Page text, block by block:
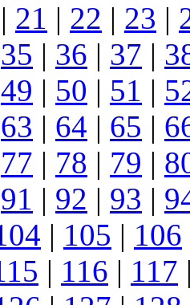
| 21 | 22 | 23 |
35 | 36 | 37 |
49 | 50 | 51 |
63 | 64 | 65 |
77 | 78 | 79 |
91 | 92 | 93 |
| 105 | 106
| 116 | 117